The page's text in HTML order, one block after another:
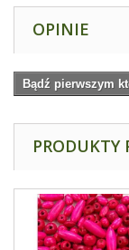
OPINIE
Bądź pierwszym
PRODUKTY